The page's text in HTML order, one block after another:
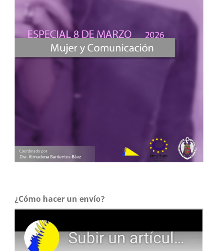
¿Cómo hacer un envío?